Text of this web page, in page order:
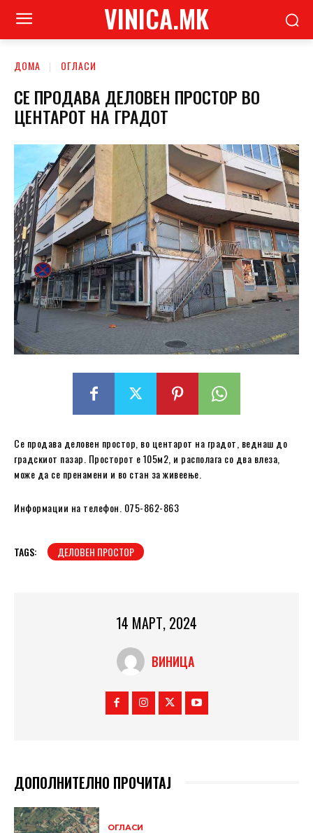
VINICA.MK
ДОМА ОГЛАСИ
СЕ ПРОДАВА ДЕЛОВЕН ПРОСТОР ВО
ЦЕНТАРОТ НА ГРАДОТ
Се продава деловен простор, во центарот на градот, веднаш до
градскиот пазар. Просторот е 105м2, и располага со два влеза,
може да се пренамени и во стан за живеење.
Информации на телефон. 075-862-863
TAGS: ДЕЛОВЕН ПРОСТОР
14 МАРТ, 2024
ВИНИЦА
ДОПОЛНИТЕЛНО ПРОЧИТАЈ
ОГЛАСИ